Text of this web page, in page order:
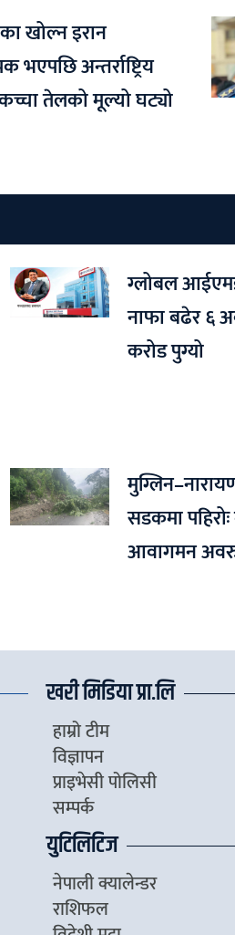
खोल्न इरान
भएपछि अन्तर्राष्ट्रिय
तेलको मूल्यो घट्यो
ग्लोबल
नाफा बढेर ६
करोड पुग्यो
सडकमा
आवागमन
खरी मिडिया प्रा.लि
हाम्रो टीम
विज्ञापन
प्राइभेसी पोलिसी
सम्पर्क
युटिलिटिज
नेपाली क्यालेन्डर
राशिफल